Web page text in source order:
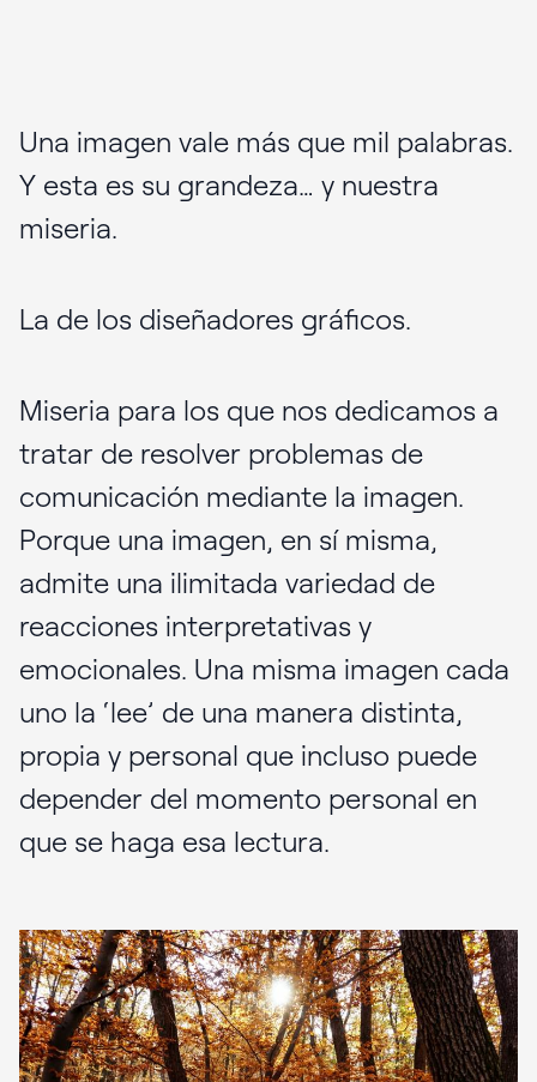
Una imagen vale más que mil palabras.
Y esta es su grandeza… y nuestra
miseria.
La de los diseñadores gráficos.
Miseria para los que nos dedicamos a
tratar de resolver problemas de
comunicación mediante la imagen.
Porque una imagen, en sí misma,
admite una ilimitada variedad de
reacciones interpretativas y
emocionales. Una misma imagen cada
uno la ‘lee’ de una manera distinta,
propia y personal que incluso puede
depender del momento personal en
que se haga esa lectura.